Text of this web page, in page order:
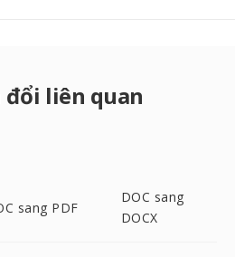
đổi liên quan
sang PDF
DOC sang
DOCX